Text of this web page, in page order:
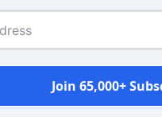
Join 65,000+